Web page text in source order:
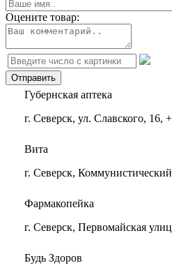
Оцените товар:
Губернская аптека
г. Северск, ул. Славского, 16,
Вита
г. Северск,
Фармакопейка
г. Северск, Первомайская
Будь Здоров